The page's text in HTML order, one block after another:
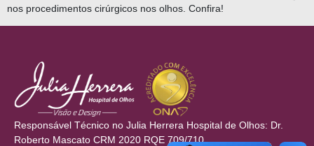
nos procedimentos cirúrgicos nos olhos. Confira!
Responsável Técnico no Julia Herrera Hospital de Olhos: Dr.
Roberto Mascato CRM 2020 RQE 709/710